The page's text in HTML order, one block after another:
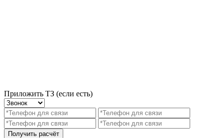
Приложить ТЗ (если есть)
Получить расчёт